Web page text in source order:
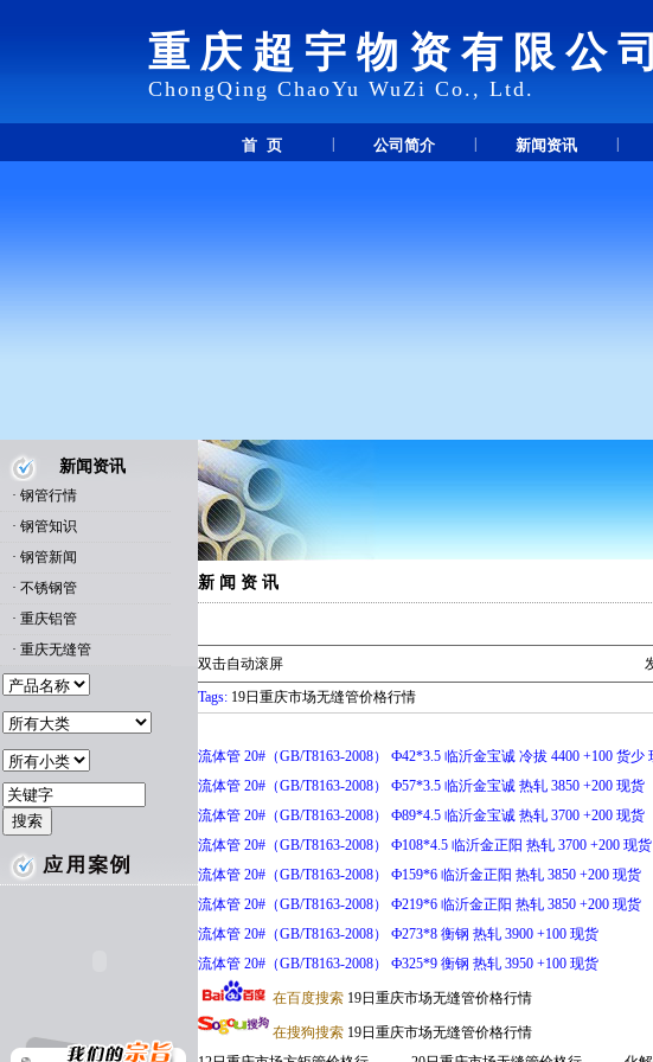
重庆超宇物资有限公司
ChongQing ChaoYu WuZi Co., Ltd.
首 页 公司简介 新闻资讯
新闻资讯
· 钢管行情
· 钢管知识
· 钢管新闻
· 不锈钢管
· 重庆铝管
· 重庆无缝管
新 闻 资 讯
双击自动滚屏
Tags: 19日重庆市场无缝管价格行情
流体管 20#（GB/T8163-2008） Ф42*3.5 临沂金宝诚 冷拔 4400 +100 货少
流体管 20#（GB/T8163-2008） Ф57*3.5 临沂金宝诚 热轧 3850 +200 现货
流体管 20#（GB/T8163-2008） Ф89*4.5 临沂金宝诚 热轧 3700 +200 现货
流体管 20#（GB/T8163-2008） Ф108*4.5 临沂金正阳 热轧 3700 +200 现货
流体管 20#（GB/T8163-2008） Ф159*6 临沂金正阳 热轧 3850 +200 现货
流体管 20#（GB/T8163-2008） Ф219*6 临沂金正阳 热轧 3850 +200 现货
流体管 20#（GB/T8163-2008） Ф273*8 衡钢 热轧 3900 +100 现货
流体管 20#（GB/T8163-2008） Ф325*9 衡钢 热轧 3950 +100 现货
在百度搜索 19日重庆市场无缝管价格行情
在搜狗搜索 19日重庆市场无缝管价格行情